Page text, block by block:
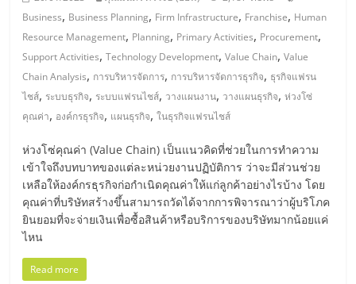
เอ็
มอี
ไทย,
SMEs,
แฟ
รน
Business, Business Planning, Firm Infrastructure, Franchise, Human
Resource Management, Planning, Primary Activities, Procurement,
Support Activities,Technology Development,Value Chain,Value
Chain Analysis, การบริหารจัดการ, การบริหารจัดการธุรกิจ, ธุรกิจแฟรน
ไชส์, ระบบธุรกิจ, ระบบแฟรนไชส์, วางแผนงาน, วางแผนธุรกิจ,ห่วงโซ่
คุณค่า, องค์กรธุรกิจ, แผนธุรกิจ,ในธุรกิจแฟรนไชส์
ห่วงโซ่คุณค่า (Value Chain) เป็นแนวคิดที่ช่วยในการทำความ
เข้าใจถึงบทบาทของแต่ละหน่วยงานปฏิบัติการ ว่าจะมีส่วนช่วย
เหลือให้องค์กรธุรกิจก่อกำเนิดคุณค่าให้แก่ลูกค้าอย่างไรบ้าง โดย
คุณค่าที่บริษัทสร้างขึ้นสามารถวัดได้จากการพิจารณาว่าผู้บริโภค
ยินยอมที่จะจ่ายเงินเพื่อซื้อสินค้าหรือบริการของบริษัทมากน้อยแค่
ไหน
Read more